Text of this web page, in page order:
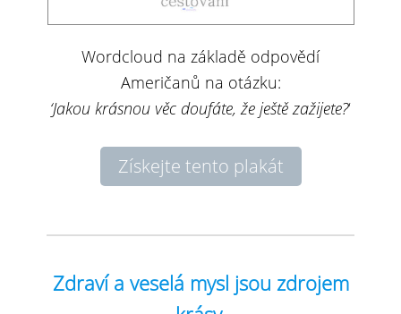
Wordcloud na základě odpovědí
Američanů na otázku:
‘Jakou krásnou věc doufáte, že ještě zažijete?‘
Získejte tento plakát
Zdraví a veselá mysl jsou zdrojem